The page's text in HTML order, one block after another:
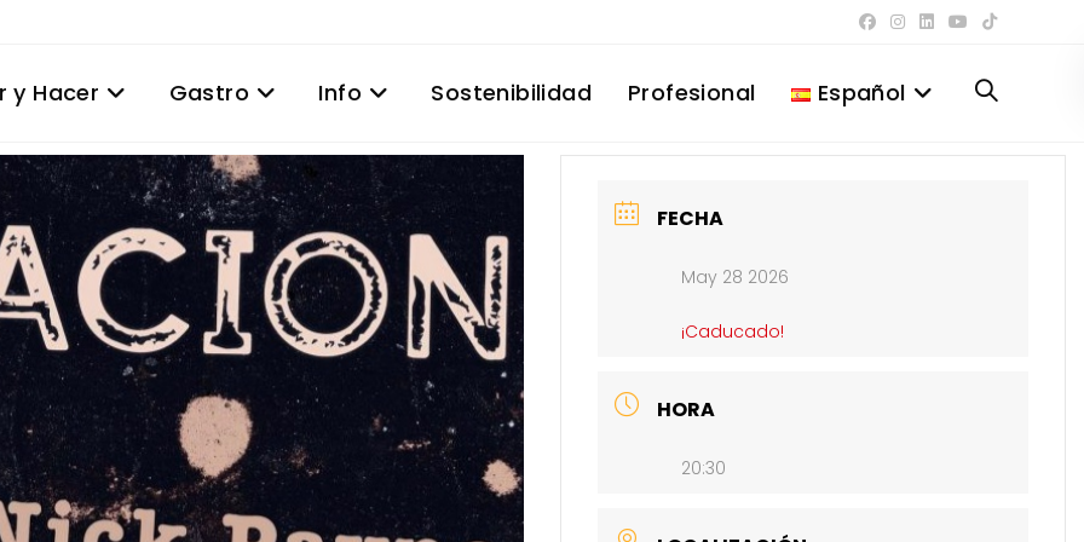
y Hacer Gastro Info Sostenibilidad Profesional Español Alternar
FECHA
May 28 2026
¡Caducado!
HORA
20:30